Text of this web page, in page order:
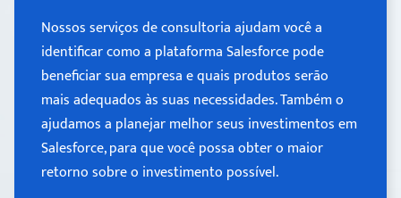
Nossos serviços de consultoria ajudam você a
identificar como a plataforma Salesforce pode
beneficiar sua empresa e quais produtos serão
mais adequados às suas necessidades. Também o
ajudamos a planejar melhor seus investimentos em
Salesforce, para que você possa obter o maior
retorno sobre o investimento possível.
Nossos serviços de consultoria ajudam você a
identificar como a plataforma Salesforce pode
beneficiar sua empresa e quais produtos serão
mais adequados às suas necessidades. Também o
ajudamos a planejar melhor seus investimentos em
Salesforce, para que você possa obter o maior
retorno sobre o investimento possível.
Learn more >